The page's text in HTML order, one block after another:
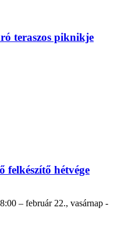
teraszos piknikje
felkészítő hétvége
– február 22., vasárnap -